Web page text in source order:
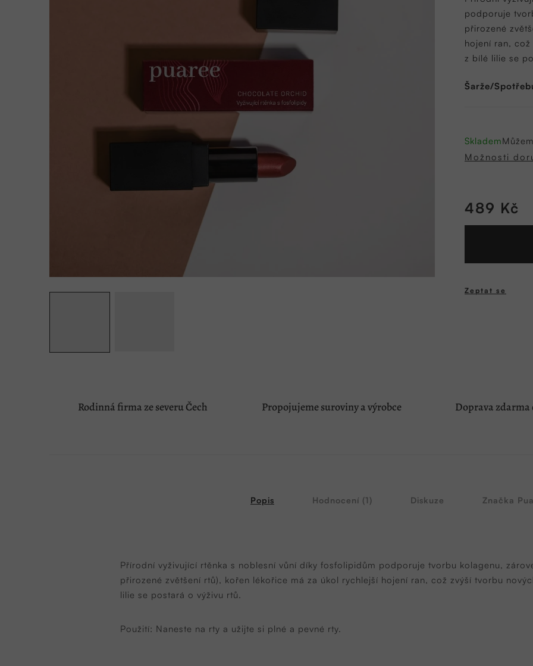
z
5
hvězdiček.
podporuje
přirozené
hojení ran,
z bílé lilie se
Šarže/
Skladem
Možnosti
489 Kč
Zeptat se
Rodinná firma ze severu Čech Propojujeme suroviny a výrobce Doprava zdarma
Popis Hodnocení (1) Diskuze Značka
Přírodní vyživující rtěnka s noblesní vůní díky fosfolipidům podporuje tvorbu kolagenu,
přirozené zvětšení rtů), kořen lékořice má za úkol rychlejší hojení ran, což zvýší tvorbu
lilie se postará o výživu rtů.
Použití: Naneste na rty a užijte si plné a pevné rty.